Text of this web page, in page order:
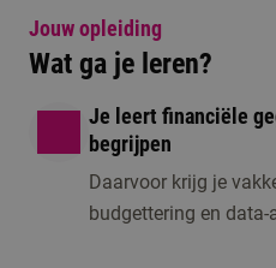
Jouw opleiding
Wat ga je leren?
Je leert financiële
begrijpen
Daarvoor krijg je
budgettering en data-